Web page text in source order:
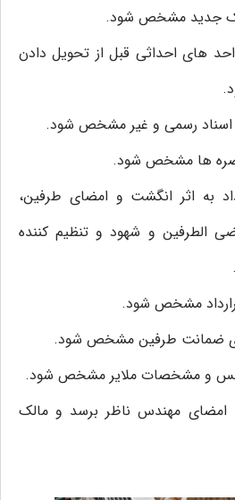
جدید مشخص شود.
های احداثی قبل از تحویل دادن
اسناد رسمی و غیر مشخص شود.
ها مشخص شود.
به اثر انگشت و امضای طرفین،
الطرفین و شهود و تنظیم کننده
مشخص شود.
طرفین مشخص شود.
و مشخصات ملایر مشخص شود.
امضای مهندس ناظر برسد و مالک